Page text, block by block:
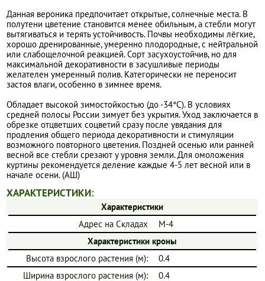
Данная вероника предпочитает открытые, солнечные места. В
полутени цветение становится менее обильным, а стебли могут
вытягиваться и терять устойчивость. Почвы необходимы лёгкие,
хорошо дренированные, умеренно плодородные, с нейтральной
или слабощелочной реакцией. Сорт засухоустойчив, но для
максимальной декоративности в засушливые периоды
желателен умеренный полив. Категорически не переносит
застоя влаги, особенно в зимнее время.
Обладает высокой зимостойкостью (до -34°C). В условиях
средней полосы России зимует без укрытия. Уход заключается в
обрезке отцветших соцветий сразу после увядания для
продления общего периода декоративности и стимуляции
возможного повторного цветения. Поздней осенью или ранней
весной все стебли срезают у уровня земли. Для омоложения
куртины рекомендуется деление каждые 4-5 лет весной или в
начале осени. (АШ)
ХАРАКТЕРИСТИКИ:
Характеристики
Адрес на Складах
М-4
Характеристики кроны
Высота взрослого растения (м):
0.4
Ширина взрослого растения (м):
0.4